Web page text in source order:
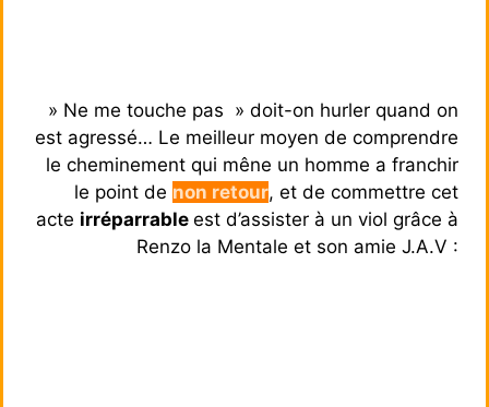
» Ne me touche pas » doit-on hurler quand on
est agressé… Le meilleur moyen de comprendre
le cheminement qui mêne un homme a franchir
le point de non retour, et de commettre cet
acte irréparrable est d’assister à un viol grâce à
Renzo la Mentale et son amie J.A.V :